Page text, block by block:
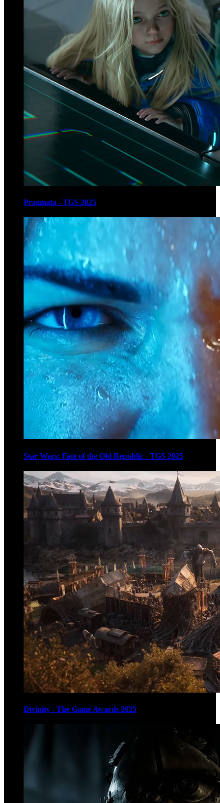
Pragmata - TGS 2025
Star Wars: Fate of the Old Republic - TGS 2025
Divinity - The Game Awards 2025